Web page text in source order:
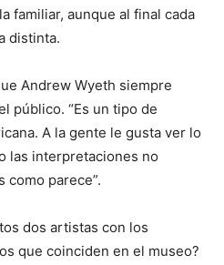
familiar, aunque al final cada
distinta.
Andrew Wyeth siempre
público. “Es un tipo de
A la gente le gusta ver lo
las interpretaciones no
como parece”.
dos artistas con los
que coinciden en el museo?